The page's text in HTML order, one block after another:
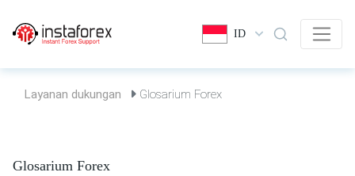
ID
Layanan dukungan Glosarium Forex
Glosarium Forex